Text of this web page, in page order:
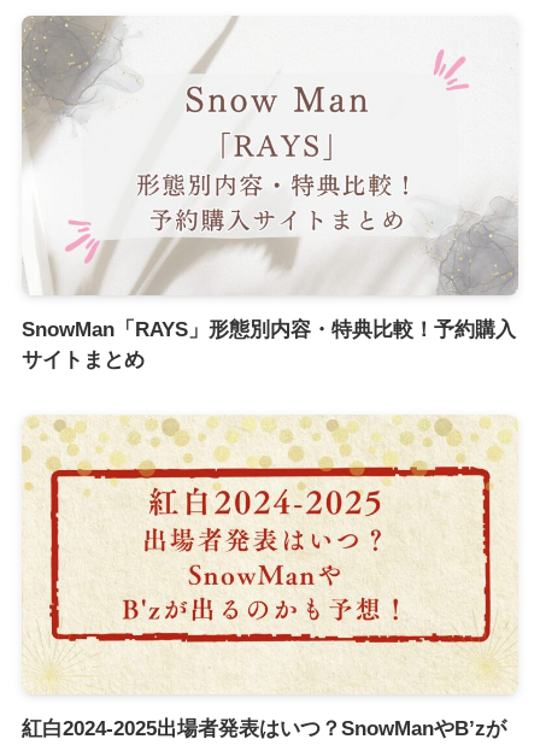
SnowMan「RAYS」形態別内容・特典比較！予約購入
サイトまとめ
紅白2024-2025出場者発表はいつ？SnowManやB’zが